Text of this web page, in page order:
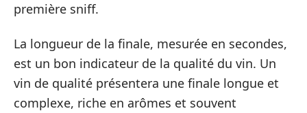
première sniff.
La longueur de la finale, mesurée en secondes,
est un bon indicateur de la qualité du vin. Un
vin de qualité présentera une finale longue et
complexe, riche en arômes et souvent